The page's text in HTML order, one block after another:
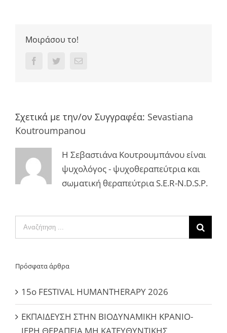
Μοιράσου το!
FacebookTwitterEmail
Σχετικά με την/ον Συγγραφέα: Sevastiana
Koutroumpanou
Η Σεβαστιάνα Κουτρουμπάνου είναι
ψυχολόγος - ψυχοθεραπεύτρια και
σωματική θεραπεύτρια S.E.R-N.D.S.P.
Αναζήτηση
...
Πρόσφατα άρθρα
15ο FESTIVAL HUMANTHERAPY 2026
ΕΚΠΑΙΔΕΥΣΗ ΣΤΗΝ ΒΙΟΔΥΝΑΜΙΚΗ ΚΡΑΝΙΟ-